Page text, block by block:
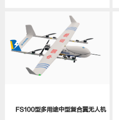
FS100型多用途中型复合翼无人机